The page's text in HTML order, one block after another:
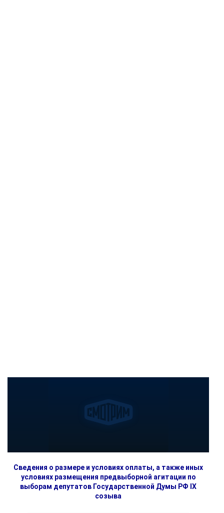
Сведения о размере и условиях оплаты, а также иных
условиях размещения предвыборной агитации по
выборам депутатов Государственной Думы РФ IX
созыва